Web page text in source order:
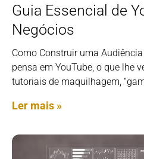
Guia Essencial de
Negócios
Como Construir uma
pensa em YouTube, o que lhe
tutoriais de maquilhagem,
Ler mais »